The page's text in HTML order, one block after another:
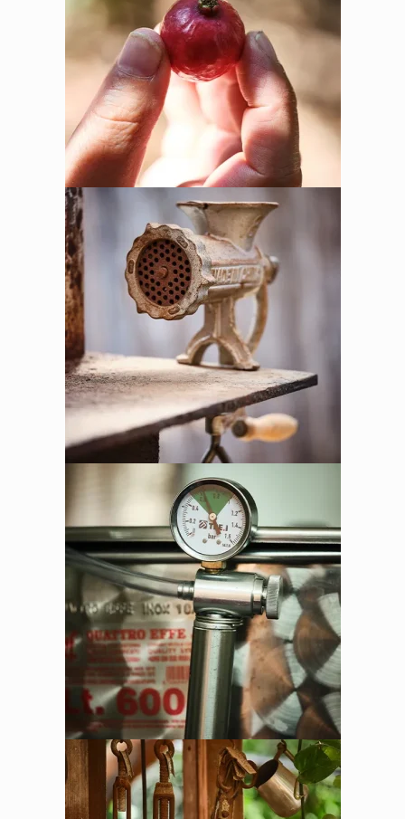
אין מוצרים בסל הקניות.